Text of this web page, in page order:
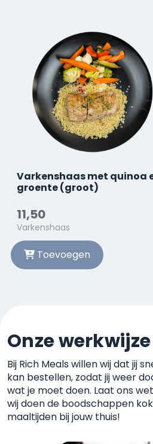
Varkenshaas met quinoa
groente (groot)
11,50
Varkenshaas
Toevoegen
Onze werkwijze
Bij Rich Meals willen wij dat jij
kan bestellen, zodat jij weer
wat je moet doen. Laat ons
wij doen de boodschappen
maaltijden bij jouw thuis!